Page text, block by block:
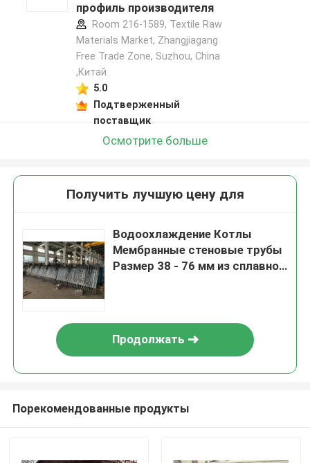
профиль производителя
Room 216-1589, Textile Raw
Materials Market, Zhangjiagang
Free Trade Zone, Suzhou, China
,Китай
5.0
Подтверженный
поставщик
Осмотрите больше
Получить лучшую цену для
Водоохлаждение Котлы
Мембранные стеновые трубы
Размер 38 - 76 мм из сплавной
Продолжать
Порекомендованные продукты